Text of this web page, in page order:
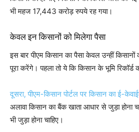
भी महज 17,443 करोड़ रुपये रह गया।
केवल इन किसानों को मिलेगा पैसा
इस बार पीएम किसान का पैसा केवल उन्हीं किसानों
पूरा करेंगे। पहला तो ये कि किसान के भूमि रिकॉर्ड
दूसरा, पीएम-किसान पोर्टल पर किसान का ई-
अलावा किसान का बैंक खाता आधार से जुड़ा होना
भी जुड़ा होना चाहिए।